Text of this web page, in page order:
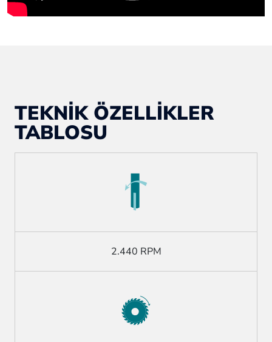
TEKNİK ÖZELLİKLER
TABLOSU
2.440 RPM